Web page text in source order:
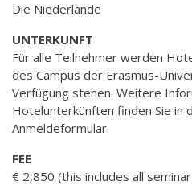
Die Niederlande
UNTERKUNFT
Für alle Teilnehmer werden
des Campus der Erasmus-
Verfügung stehen. Weitere
Hotelunterkünften finden Sie in
Anmeldeformular.
FEE
€ 2,850 (this includes all